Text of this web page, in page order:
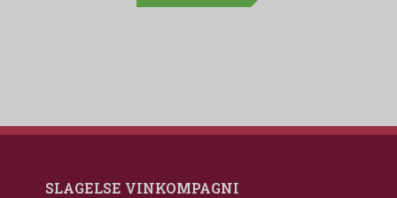
SLAGELSE VINKOMPAGNI